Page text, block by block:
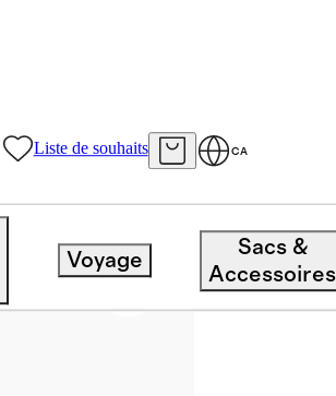
Liste de souhaits CA
Voyage
Sacs &
Accessoires